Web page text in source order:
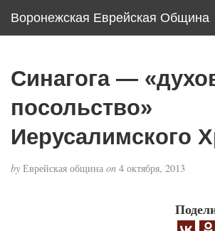
Воронежская Еврейская Община
Синагога —
посольство»
Иерусалимского
by Еврейская община on 4 октября, 2013